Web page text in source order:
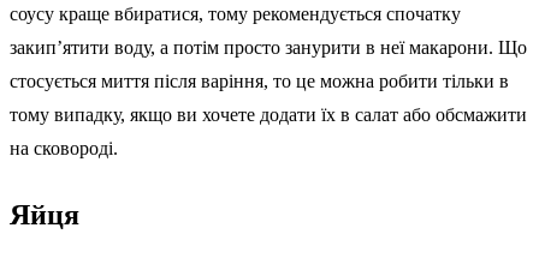
соусу краще вбиратися, тому рекомендується спочатку
закип’ятити воду, а потім просто занурити в неї макарони. Що
стосується миття після варіння, то це можна робити тільки в
тому випадку, якщо ви хочете додати їх в салат або обсмажити
на сковороді.
Яйця